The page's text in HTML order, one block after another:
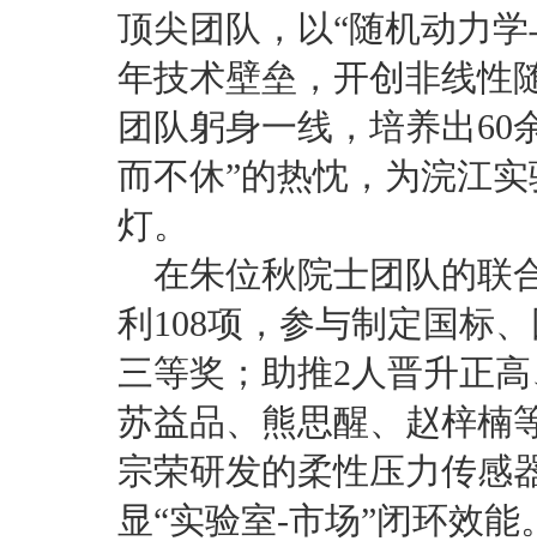
顶尖团队，以“随机动力
年技术壁垒，开创非线性
团队躬身一线，培养出60
而不休”的热忱，为浣江
灯。
在朱位秋院士团队的联
利108项，参与制定国标
三等奖；助推2人晋升正
苏益品、熊思醒、赵梓楠
宗荣研发的柔性压力传感
显“实验室-市场”闭环效能